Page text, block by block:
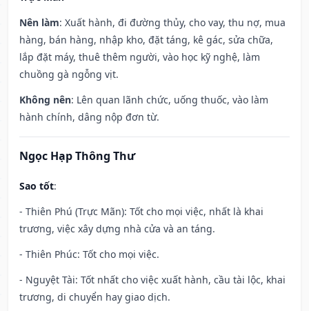
Nên làm: Xuất hành, đi đường thủy, cho vay, thu nợ, mua
hàng, bán hàng, nhập kho, đặt táng, kê gác, sửa chữa,
lắp đặt máy, thuê thêm người, vào học kỹ nghệ, làm
chuồng gà ngỗng vịt.
Không nên: Lên quan lãnh chức, uống thuốc, vào làm
hành chính, dâng nộp đơn từ.
Ngọc Hạp Thông Thư
Sao tốt:
- Thiên Phú (Trực Mãn): Tốt cho mọi việc, nhất là khai
trương, việc xây dựng nhà cửa và an táng.
- Thiên Phúc: Tốt cho mọi việc.
- Nguyệt Tài: Tốt nhất cho việc xuất hành, cầu tài lộc, khai
trương, di chuyển hay giao dịch.